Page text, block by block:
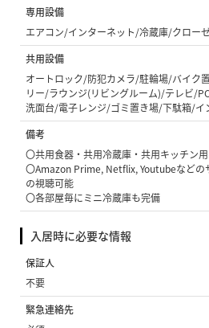
専用設備
エアコン/インターネット/冷蔵庫/クロー
共用設備
オートロック/防犯カメラ/駐輪場/バイク
リー/ラウンジ(リビングルーム)/テレビ/
洗面台/電子レンジ/ゴミ置き場/下駄箱/
備考
〇共用食器・共用冷蔵庫・共用キッチン
〇Amazon Prime, Netflix, Youtubeなどの
の視聴可能
〇各部屋毎にミニ冷蔵庫も完備
入居時に必要な情報
保証人
不要
緊急連絡先